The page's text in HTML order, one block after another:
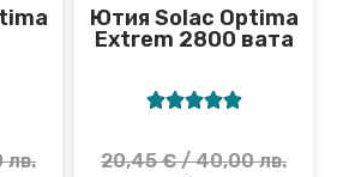
Ютия Solac Optima
Extrem 2800 вата

20,45€/ 40,00 лв.